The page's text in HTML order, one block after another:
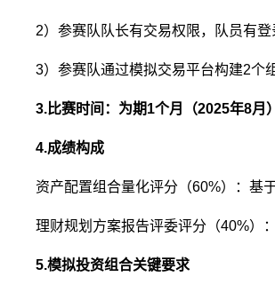
2）参赛队队长有交易权限，队员有登
3）参赛队通过模拟交易平台构建2个
3.比赛时间：为期1个月（2025年8月）
4.成绩构成
资产配置组合量化评分（60%）：基
理财规划方案报告评委评分（40%）
5.模拟投资组合关键要求